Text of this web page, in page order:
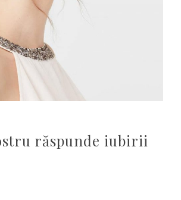
răspunde iubirii